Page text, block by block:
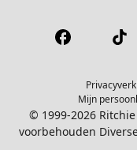
Mijn
© 1999-2026
voorbehouden